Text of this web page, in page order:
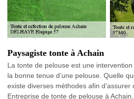
Paysagiste tonte à Achain
La tonte de pelouse est une
la bonne tenue d’une pelouse. Quelle
existe diverses méthodes afin d’assurer
Entreprise de tonte de pelouse à